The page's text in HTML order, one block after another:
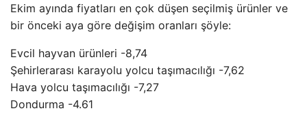
Ekim ayında fiyatları en çok düşen seçilmiş ürünler ve
bir önceki aya göre değişim oranları şöyle:
Evcil hayvan ürünleri -8,74
Şehirlerarası karayolu yolcu taşımacılığı -7,62
Hava yolcu taşımacılığı -7,27
Dondurma -4.61